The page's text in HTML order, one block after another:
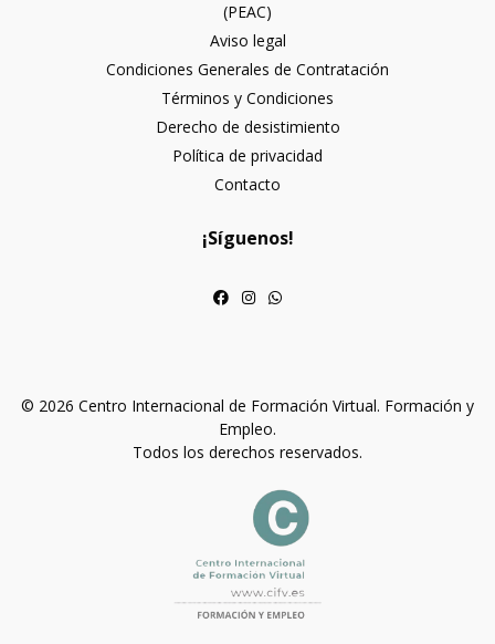
(PEAC)
Aviso legal
Condiciones Generales de Contratación
Términos y Condiciones
Derecho de desistimiento
Política de privacidad
Contacto
¡Síguenos!
© 2026 Centro Internacional de Formación Virtual. Formación y
Empleo.
Todos los derechos reservados.